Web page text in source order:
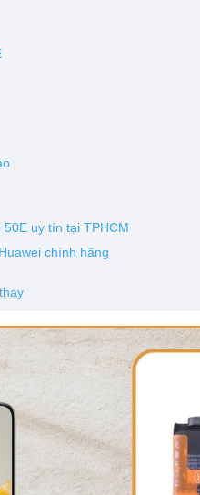
uy tín tại TPHCM
chính hãng